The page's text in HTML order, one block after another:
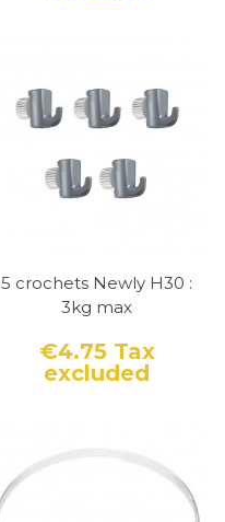
5 crochets Newly H30 :
3kg max
Price
€4.75 Tax
excluded